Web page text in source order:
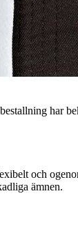
har
och
ämnen.